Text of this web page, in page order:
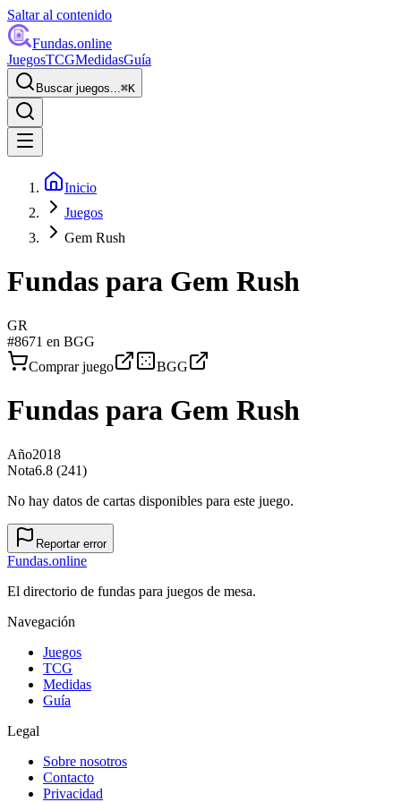
Saltar al contenido
Fundas.online
JuegosTCGMedidasGuía
Buscar juegos...⌘K
Inicio
Juegos
Gem Rush
Fundas para Gem Rush
GR
#8671 en BGG
Comprar juego
BGG
Fundas para Gem Rush
Año2018
Nota6.8 (241)
No hay datos de cartas disponibles para este juego.
Reportar error
Fundas.online
El directorio de fundas para juegos de mesa.
Navegación
Juegos
TCG
Medidas
Guía
Legal
Sobre nosotros
Contacto
Privacidad